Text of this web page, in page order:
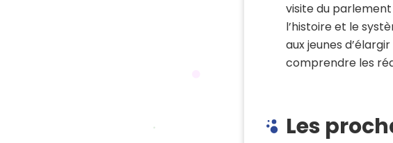
visite du
l’histoire et le
aux jeunes
comprendre les
Les